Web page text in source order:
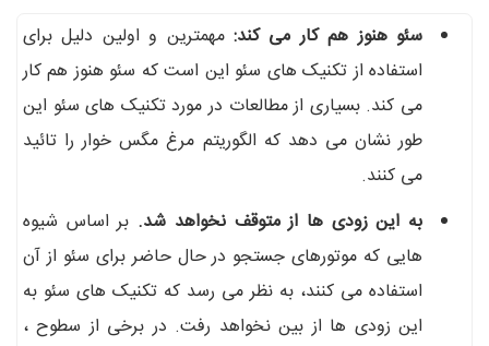
سئو هنوز هم کار می کند:مهمترین و اولین دلیل برای
استفاده از تکنیک های سئو این است که سئو هنوز هم کار
می کند. بسیاری از مطالعات در مورد تکنیک های سئو این
طور نشان می دهد که الگوریتم مرغ مگس خوار را تائید
می کنند.
به این زودی ها از متوقف نخواهد شد. بر اساس شیوه
هایی که موتورهای جستجو در حال حاضر برای سئو از آن
استفاده می کنند، به نظر می رسد که تکنیک های سئو به
این زودی ها از بین نخواهد رفت. در برخی از سطوح ،